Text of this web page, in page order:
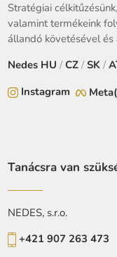
Stratégiai
valamint termékeink
állandó követésével
Nedes HU /CZ /SK /
Instagram
Tanácsra van
NEDES, s.r.o.
+421 907 263 473